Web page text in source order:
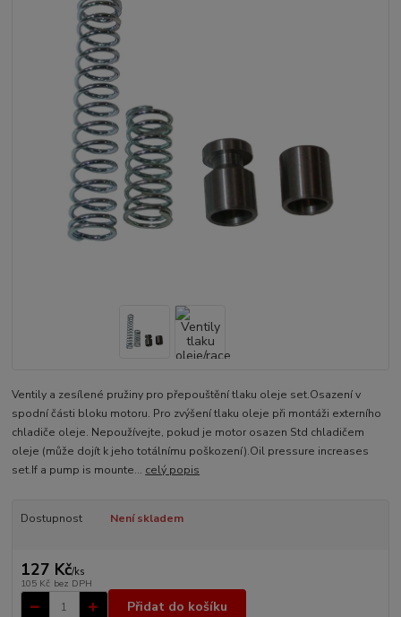
Ventily a zesílené pružiny pro přepouštění tlaku oleje set.Osazení v
spodní části bloku motoru. Pro zvýšení tlaku oleje při montáži externího
chladiče oleje. Nepoužívejte, pokud je motor osazen Std chladičem
oleje (může dojít k jeho totálnímu poškození).Oil pressure increases
set.If a pump is mounte... celý popis
Dostupnost Není skladem
127 Kč/ks
105 Kč bez DPH
Přidat do košíku